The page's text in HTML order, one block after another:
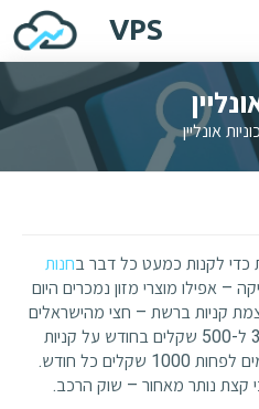
VPS
אונליין
כדי לקנות כמעט כל דבר בחנות
– אפילו מוצרי מזון נמכרים היום
קניות ברשת – חצי מהישראלים
הקונים באינטרנט מוציאים בין 300 ל-500 שקלים בחודש על קניות
אונליין, ו-10% מהישראלים משלמים לפחות 1000 שקלים כל חודש.
נותר מאחור – שוק הרכב.